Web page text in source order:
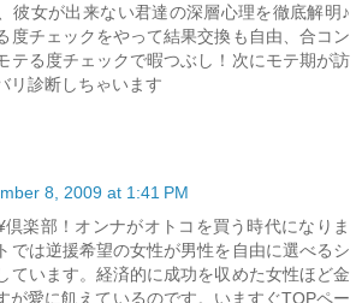
彼女が出来ない君達の深層心理を徹底解明♪
度チェックをやって結果交換も自由、合コン
テる度チェックで暇つぶし！次にモテ期が訪
リ診断しちゃいます
8, 2009 at 1:41 PM
倶楽部！オンナがオトコを買う時代になりま
では逆援希望の女性が男性を自由に選べるシ
ています。経済的に成功を収めた女性ほど金
が愛に飢えているのです。いますぐTOPペー